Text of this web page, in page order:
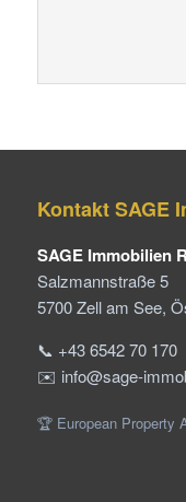
Kontakt SAGE
SAGE Immobilien
Salzmannstraße 5
5700 Zell am See,
📞 +43 6542 70 170
✉️ info@sage-
🏆 European Property